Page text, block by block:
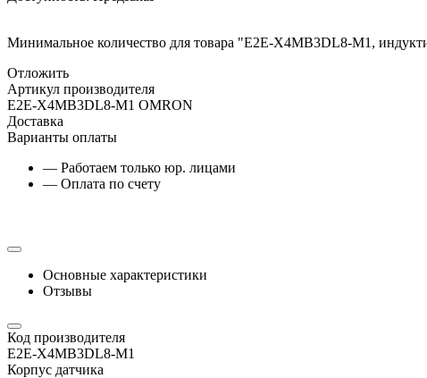
Минимальное количество для товара "E2E-X4MB3DL8-M1,
Отложить
Артикул производителя
E2E-X4MB3DL8-M1 OMRON
Доставка
Варианты оплаты
— Работаем только юр. лицами
— Оплата по счету
Основные характеристики
Отзывы
Код производителя
E2E-X4MB3DL8-M1
Корпус датчика